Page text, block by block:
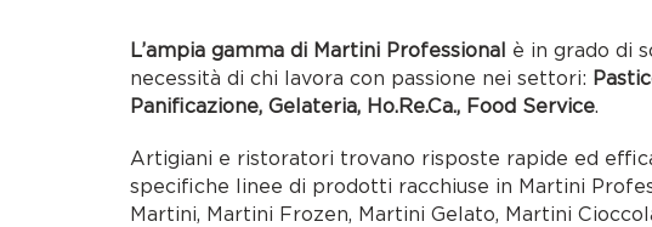
L’ampia gamma di Martini Professional è in grado di
necessità di chi lavora con passione nei settori:
Panificazione, Gelateria, Ho.Re.Ca., Food Service.
Artigiani e ristoratori trovano risposte rapide ed
specifiche linee di prodotti racchiuse in Martini
Martini, Martini Frozen, Martini Gelato, Martini